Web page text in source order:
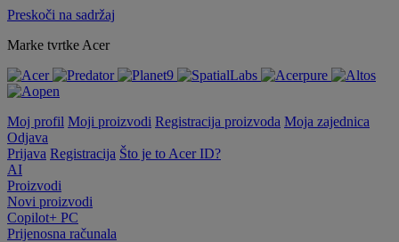
Preskoči na sadržaj
Marke tvrtke Acer
Moj profil Moji proizvodi Registracija proizvoda Moja zajednica
Odjava
Prijava Registracija Što je to Acer ID?
AI
Proizvodi
Novi proizvodi
Copilot+ PC
Prijenosna računala